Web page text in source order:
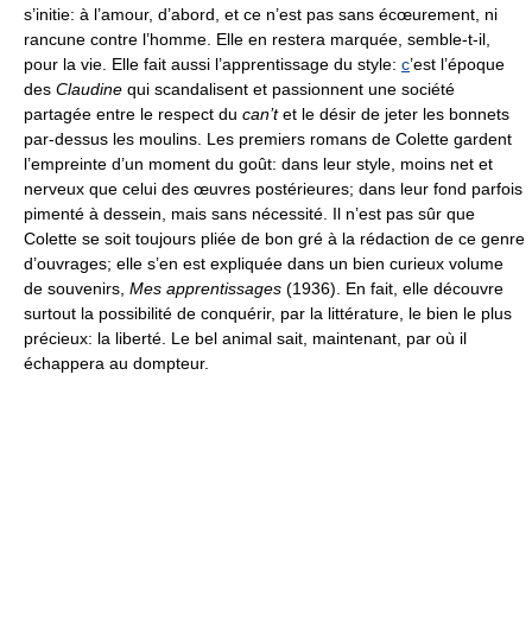
s’initie: à l’amour, d’abord, et ce n’est pas sans écœurement, ni
rancune contre l’homme. Elle en restera marquée, semble-t-il,
pour la vie. Elle fait aussi l’apprentissage du style: c’est l’époque
des Claudine qui scandalisent et passionnent une société
partagée entre le respect du can’tet le désir de jeter les bonnets
par-dessus les moulins. Les premiers romans de Colette gardent
l’empreinte d’un moment du goût: dans leur style, moins net et
nerveux que celui des œuvres postérieures; dans leur fond parfois
pimenté à dessein, mais sans nécessité. Il n’est pas sûr que
Colette se soit toujours pliée de bon gré à la rédaction de ce genre
d’ouvrages; elle s’en est expliquée dans un bien curieux volume
de souvenirs, Mes apprentissages (1936). En fait, elle découvre
surtout la possibilité de conquérir, par la littérature, le bien le plus
précieux: la liberté. Le bel animal sait, maintenant, par où il
échappera au dompteur.